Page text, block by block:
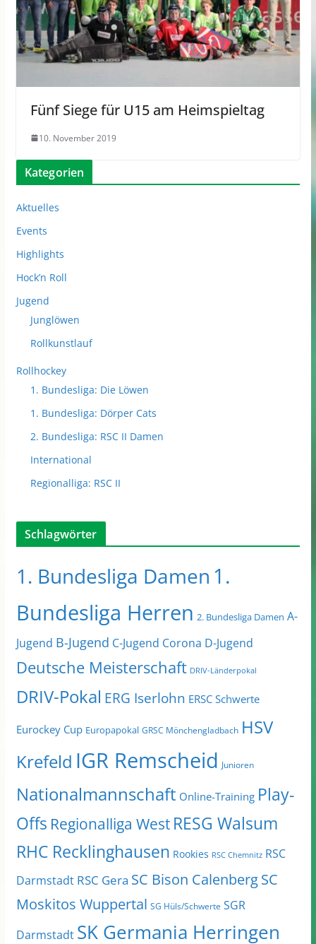
Fünf Siege für U15 am Heimspieltag
10. November 2019
Kategorien
Aktuelles
Events
Highlights
Hock’n Roll
Jugend
Junglöwen
Rollkunstlauf
Rollhockey
1. Bundesliga: Die Löwen
1. Bundesliga: Dörper Cats
2. Bundesliga: RSC II Damen
International
Regionalliga: RSC II
Schlagwörter
1. Bundesliga Damen 1.
Bundesliga Herren 2. Bundesliga Damen A-
Jugend B-Jugend C-Jugend Corona D-Jugend
Deutsche Meisterschaft DRIV-Länderpokal
DRIV-Pokal ERG Iserlohn ERSC Schwerte
Eurockey Cup Europapokal GRSC Mönchengladbach HSV
Krefeld IGR Remscheid Junioren
Nationalmannschaft Online-Training Play-
Offs Regionalliga West RESG Walsum
RHC Recklinghausen Rookies RSC Chemnitz RSC
Darmstadt RSC Gera SC Bison CalenbergSC
Moskitos Wuppertal SG Hüls/Schwerte SGR
Darmstadt SK Germania Herringen